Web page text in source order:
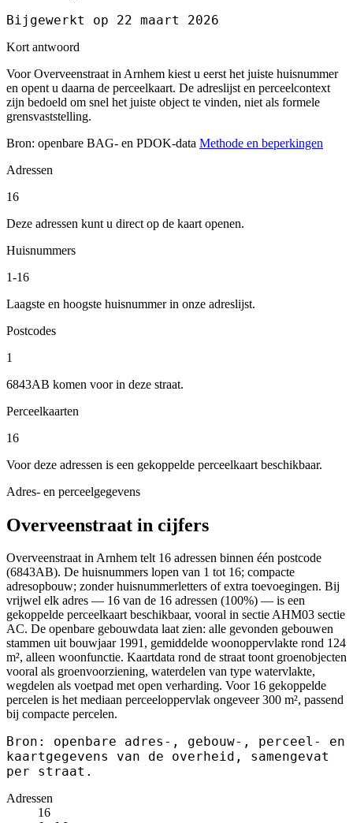
Bijgewerkt op 22 maart 2026
Kort antwoord
Voor Overveenstraat in Arnhem kiest u eerst het juiste huisnummer
en opent u daarna de perceelkaart. De adreslijst en perceelcontext
zijn bedoeld om snel het juiste object te vinden, niet als formele
grensvaststelling.
Bron: openbare BAG- en PDOK-data Methode en beperkingen
Adressen
16
Deze adressen kunt u direct op de kaart openen.
Huisnummers
1-16
Laagste en hoogste huisnummer in onze adreslijst.
Postcodes
1
6843AB komen voor in deze straat.
Perceelkaarten
16
Voor deze adressen is een gekoppelde perceelkaart beschikbaar.
Adres- en perceelgegevens
Overveenstraat in cijfers
Overveenstraat in Arnhem telt 16 adressen binnen één postcode
(6843AB). De huisnummers lopen van 1 tot 16; compacte
adresopbouw; zonder huisnummerletters of extra toevoegingen. Bij
vrijwel elk adres — 16 van de 16 adressen (100%) — is een
gekoppelde perceelkaart beschikbaar, vooral in sectie AHM03 sectie
AC. De openbare gebouwdata laat zien: alle gevonden gebouwen
stammen uit bouwjaar 1991, gemiddelde woonoppervlakte rond 124
m², alleen woonfunctie. Kaartdata rond de straat toont groenobjecten
vooral als groenvoorziening, waterdelen van type watervlakte,
wegdelen als voetpad met open verharding. Voor 16 gekoppelde
percelen is het mediaan perceeloppervlak ongeveer 300 m², passend
bij compacte percelen.
Bron: openbare adres-, gebouw-, perceel- en
kaartgegevens van de overheid, samengevat
per straat.
Adressen
16